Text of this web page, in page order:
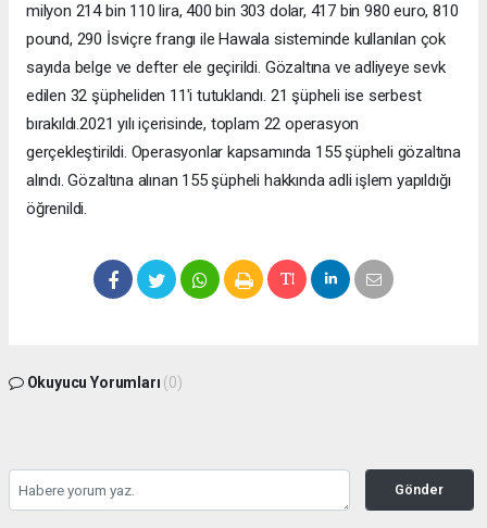
milyon 214 bin 110 lira, 400 bin 303 dolar, 417 bin 980 euro, 810
pound, 290 İsviçre frangı ile Hawala sisteminde kullanılan çok
sayıda belge ve defter ele geçirildi. Gözaltına ve adliyeye sevk
edilen 32 şüpheliden 11'i tutuklandı. 21 şüpheli ise serbest
bırakıldı.2021 yılı içerisinde, toplam 22 operasyon
gerçekleştirildi. Operasyonlar kapsamında 155 şüpheli gözaltına
alındı. Gözaltına alınan 155 şüpheli hakkında adli işlem yapıldığı
öğrenildi.
Okuyucu Yorumları (0)
Gönder